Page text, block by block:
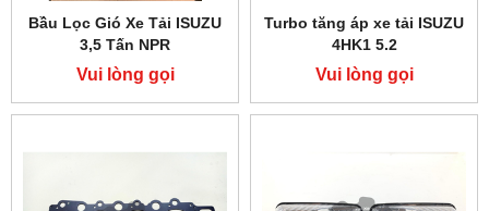
Bầu Lọc Gió Xe Tải ISUZU
3,5 Tấn NPR
Vui lòng gọi
Turbo tăng áp xe tải ISUZU
4HK1 5.2
Vui lòng gọi